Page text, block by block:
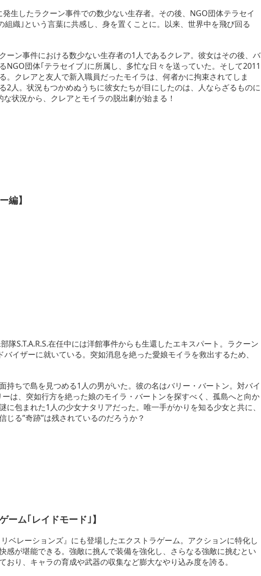
生したラクーン事件での数少ない生存者。その後、NGO団体テラセイ
織｣という言葉に共感し、身を置くことに。以来、世界中を飛び回る
ーン事件における数少ない生存者の1人であるクレア。彼女はその後、バ
NGO団体｢テラセイブ｣に所属し、多忙な日々を送っていた。そして2011
。クレアと友人で新入職員だったモイラは、何者かに拘束されてしま
2人。状況もつかめぬうちに彼女たちが目にしたのは、人ならざるものに
状況から、クレアとモイラの脱出劇が始まる！
編】
隊S.T.A.R.S.在任中には洋館事件からも生還したエキスパート。ラクーン
イザーに就いている。突如消息を絶った愛娘モイラを救出するため、
持ちで島を見つめる1人の男がいた。彼の名はバリー・バートン。対バイ
は、突如行方を絶った娘のモイラ・バートンを探すべく、孤島へと向か
に包まれた1人の少女ナタリアだった。唯一手がかりを知る少女と共に、
る”奇跡”は残されているのだろうか？
ーム｢レイドモード｣】
ベレーションズ』にも登場したエクストラゲーム。アクションに特化し
感が堪能できる。強敵に挑んで装備を強化し、さらなる強敵に挑むとい
り、キャラの育成や武器の収集など膨大なやり込み度を誇る。